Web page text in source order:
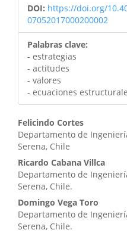
DOI: https://doi.org/
07052017000200002
Palabras clave:
- estrategias
- actitudes
- valores
- ecuaciones
Contenido
principal
del
artículo
Felicindo Cortes
Departamento de
Serena, Chile
Ricardo Cabana Villca
Departamento de
Serena, Chile.
Domingo Vega Toro
Departamento de
Serena, Chile.